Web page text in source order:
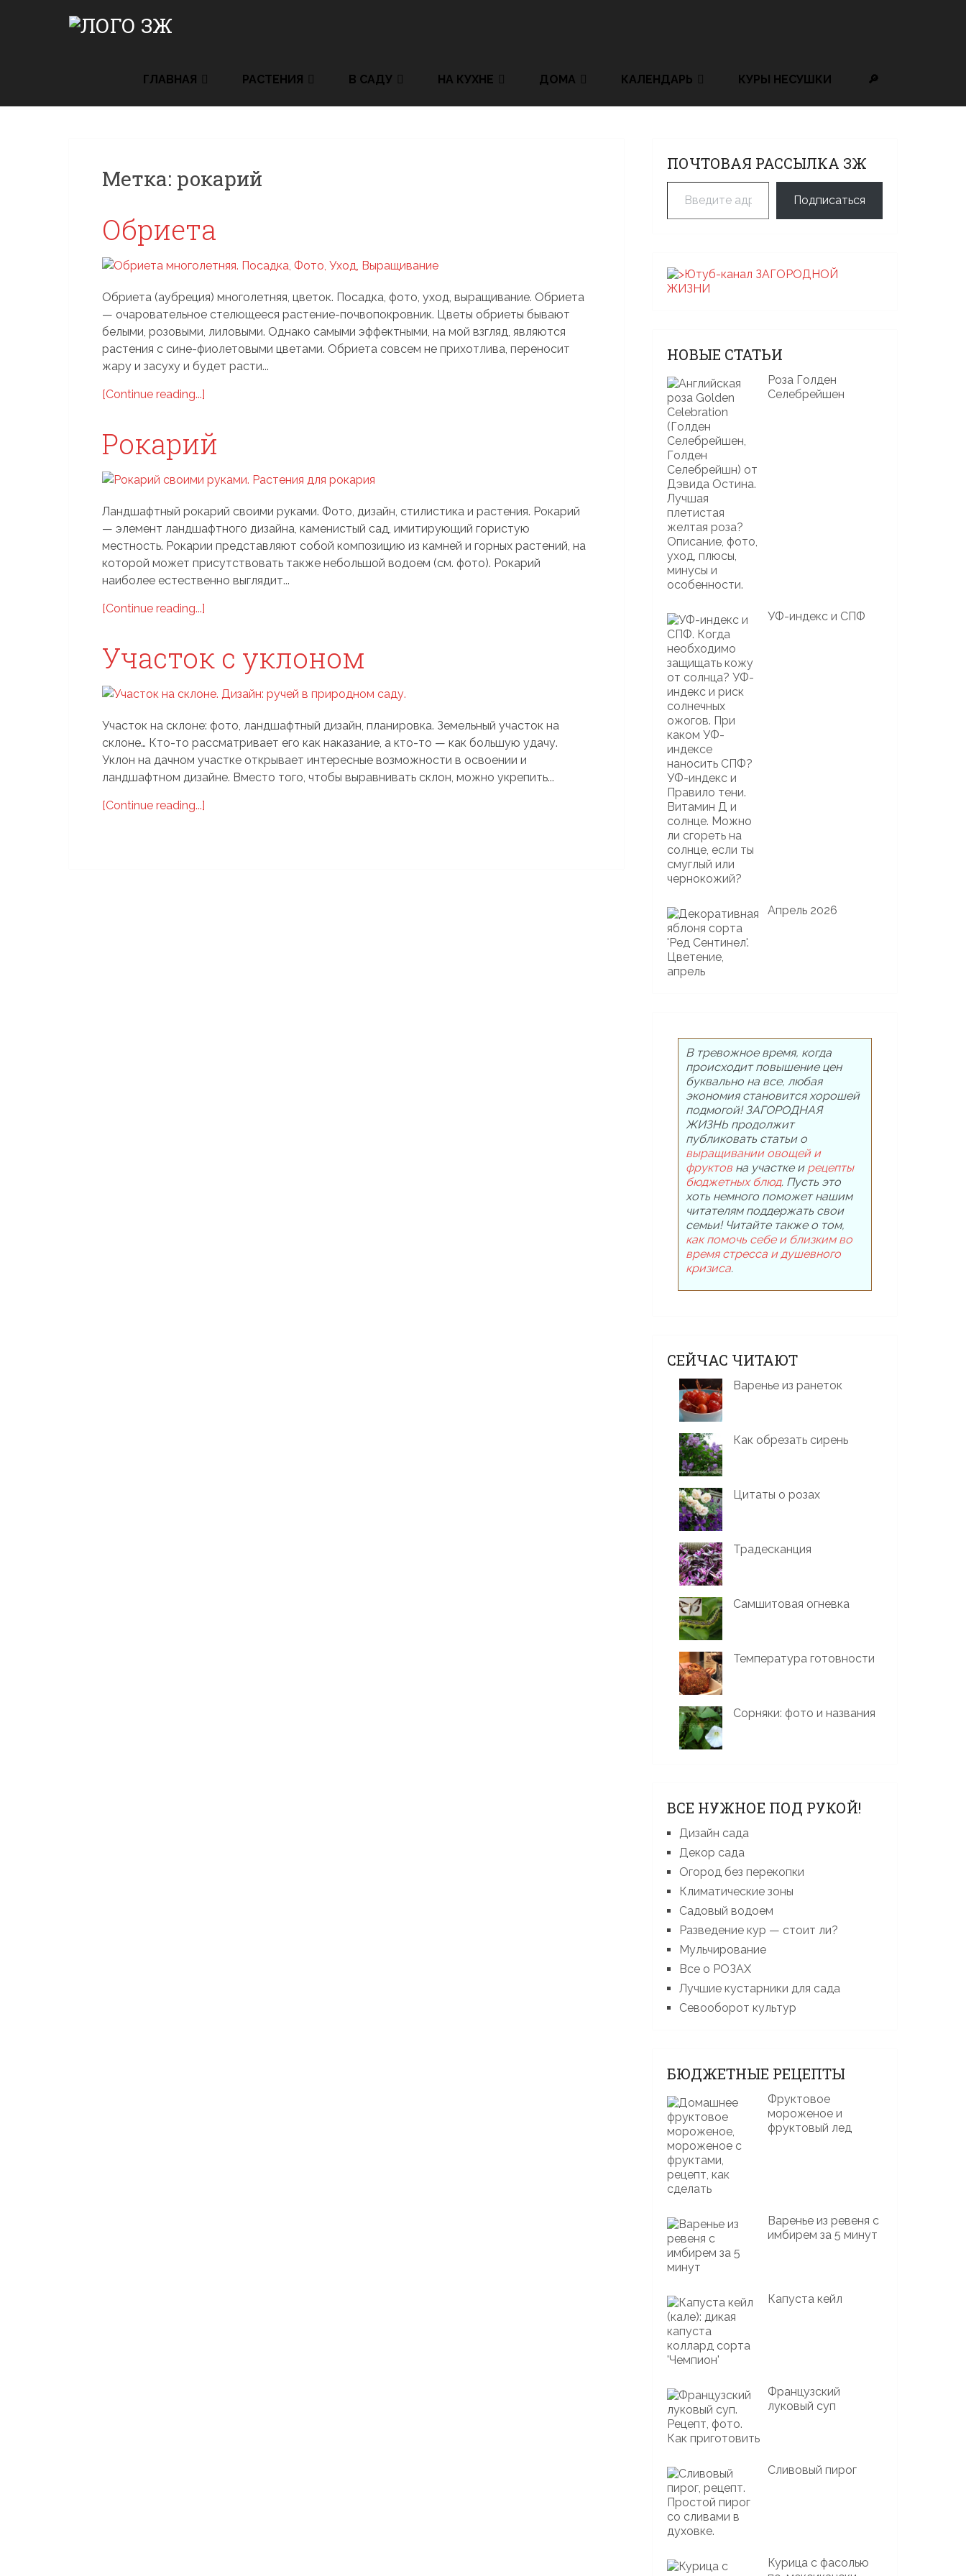
ГЛАВНАЯ РАСТЕНИЯ В САДУ НА КУХНЕ ДОМА КАЛЕНДАРЬ КУРЫ НЕСУШКИ 🔎
Метка: рокарий
Обриета
Обриета (аубреция) многолетняя, цветок. Посадка, фото, уход, выращивание. Обриета
— очаровательное стелющееся растение-почвопокровник. Цветы обриеты бывают
белыми, розовыми, лиловыми. Однако самыми эффектными, на мой взгляд, являются
растения с сине-фиолетовыми цветами. Обриета совсем не прихотлива, переносит
жару и засуху и будет расти...
[Continue reading...]
Рокарий
Ландшафтный рокарий своими руками. Фото, дизайн, стилистика и растения. Рокарий
— элемент ландшафтного дизайна, каменистый сад, имитирующий гористую
местность. Рокарии представляют собой композицию из камней и горных растений, на
которой может присутствовать также небольшой водоем (см. фото). Рокарий
наиболее естественно выглядит...
[Continue reading...]
Участок с уклоном
Участок на склоне: фото, ландшафтный дизайн, планировка. Земельный участок на
склоне… Кто-то рассматривает его как наказание, а кто-то — как большую удачу.
Уклон на дачном участке открывает интересные возможности в освоении и
ландшафтном дизайне. Вместо того, чтобы выравнивать склон, можно укрепить...
[Continue reading...]
ПОЧТОВАЯ РАССЫЛКА ЗЖ
Введите адрес электронной почты…
Подписаться
НОВЫЕ СТАТЬИ
Роза Голден
Селебрейшен
УФ-индекс и СПФ
Апрель 2026
В тревожное время, когда
происходит повышение цен
буквально на все, любая
экономия становится хорошей
подмогой! ЗАГОРОДНАЯ
ЖИЗНЬ продолжит
публиковать статьи о
выращивании овощей и
фруктов на участке и рецепты
бюджетных блюд. Пусть это
хоть немного поможет нашим
читателям поддержать свои
семьи! Читайте также о том,
как помочь себе и близким во
время стресса и душевного
кризиса.
СЕЙЧАС ЧИТАЮТ
Варенье из ранеток
Как обрезать сирень
Цитаты о розах
Традесканция
Самшитовая огневка
Температура готовности
Сорняки: фото и названия
ВСЕ НУЖНОЕ ПОД РУКОЙ!
Дизайн сада
Декор сада
Огород без перекопки
Климатические зоны
Садовый водоем
Разведение кур — стоит ли?
Мульчирование
Все о РОЗАХ
Лучшие кустарники для сада
Севооборот культур
БЮДЖЕТНЫЕ РЕЦЕПТЫ
Фруктовое
мороженое и
фруктовый лед
Варенье из ревеня с
имбирем за 5 минут
Капуста кейл
Французский
луковый суп
Сливовый пирог
Курица с фасолью